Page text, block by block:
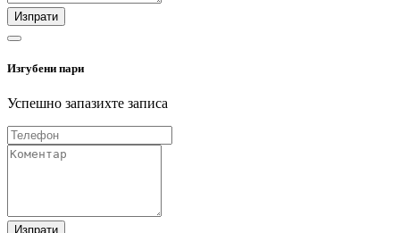
Изпрати
Изгубени пари
Успешно запазихте записа
Изпрати